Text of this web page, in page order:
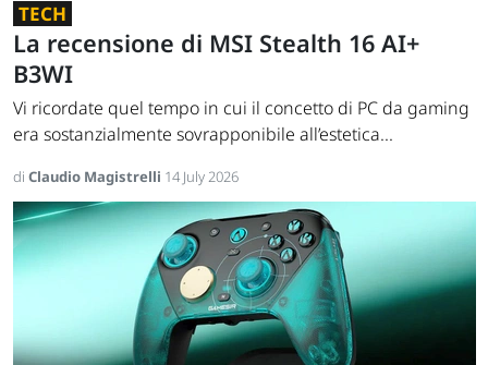
TECH
La recensione di MSI Stealth 16 AI+
B3WI
Vi ricordate quel tempo in cui il concetto di PC da gaming
era sostanzialmente sovrapponibile all’estetica...
di Claudio Magistrelli 14 July 2026